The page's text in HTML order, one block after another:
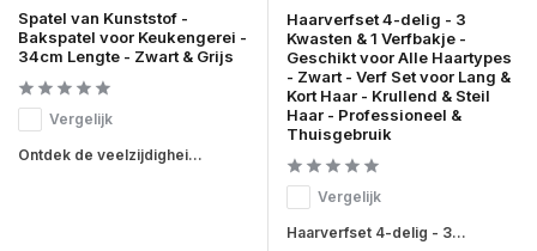
Spatel van Kunststof -
Bakspatel voor Keukengerei -
34cm Lengte - Zwart & Grijs
Vergelijk
Ontdek de veelzijdighei...
Haarverfset 4-delig - 3
Kwasten & 1 Verfbakje -
Geschikt voor Alle Haartypes
- Zwart - Verf Set voor Lang &
Kort Haar - Krullend & Steil
Haar - Professioneel &
Thuisgebruik
Vergelijk
Haarverfset 4-delig - 3...